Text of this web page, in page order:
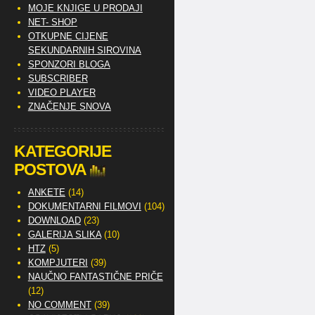
MOJE KNJIGE U PRODAJI
NET- SHOP
OTKUPNE CIJENE
SEKUNDARNIH SIROVINA
SPONZORI BLOGA
SUBSCRIBER
VIDEO PLAYER
ZNAČENJE SNOVA
KATEGORIJE
POSTOVA
ANKETE (14)
DOKUMENTARNI FILMOVI (104)
DOWNLOAD(23)
GALERIJA SLIKA(10)
HTZ(5)
KOMPJUTERI (39)
NAUČNO FANTASTIČNE PRIČE
(12)
NO COMMENT(39)